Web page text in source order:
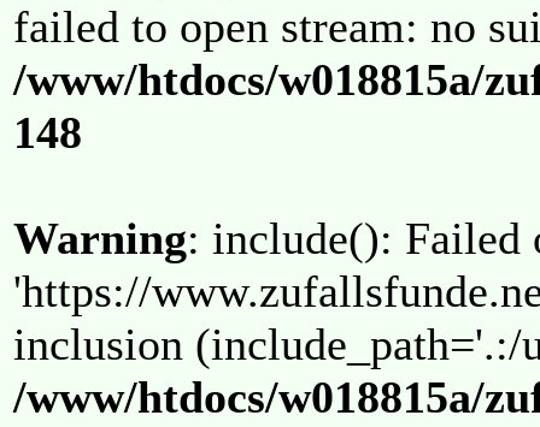
failed to open stream: no
/www/htdocs/w018815a/
148
Warning: include(): Failed
'https://
inclusion (include_path='.:/
/www/htdocs/w018815a/